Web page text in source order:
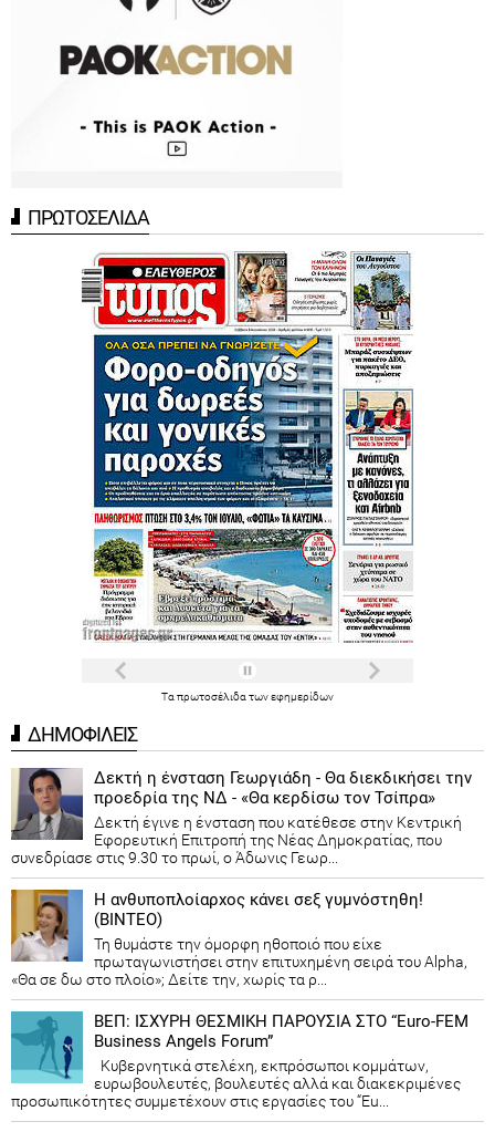
ΠΡΩΤΟΣΕΛΙΔΑ
Τα πρωτοσέλιδα τωνεφημερίδων
ΔΗΜΟΦΙΛΕΙΣ
Δεκτή η ένσταση Γεωργιάδη - Θα διεκδικήσει την
προεδρία της ΝΔ - «Θα κερδίσω τον Τσίπρα»
Δεκτή έγινε η ένσταση που κατέθεσε στην Κεντρική
Εφορευτική Επιτροπή της Νέας Δημοκρατίας, που
συνεδρίασε στις 9.30 το πρωί, ο Άδωνις Γεωρ...
Η ανθυποπλοίαρχος κάνει σεξ γυμνόστηθη!
(ΒΙΝΤΕΟ)
Τη θυμάστε την όμορφη ηθοποιό που είχε
πρωταγωνιστήσει στην επιτυχημένη σειρά του Alpha,
«Θα σε δω στο πλοίο»; Δείτε την, χωρίς τα ρ...
ΒΕΠ: ΙΣΧΥΡΗ ΘΕΣΜΙΚΗ ΠΑΡΟΥΣΙΑ ΣΤΟ “Euro-FEM
Business Angels Forum”
Κυβερνητικά στελέχη, εκπρόσωποι κομμάτων,
ευρωβουλευτές, βουλευτές αλλά και διακεκριμένες
προσωπικότητες συμμετέχουν στις εργασίες του “Eu...